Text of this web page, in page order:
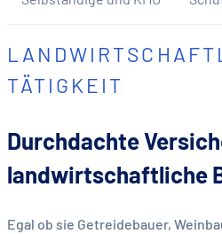
TÄTIGKEIT
Durchdachte
landwirtschaftliche
Egal ob sie Getreidebauer,